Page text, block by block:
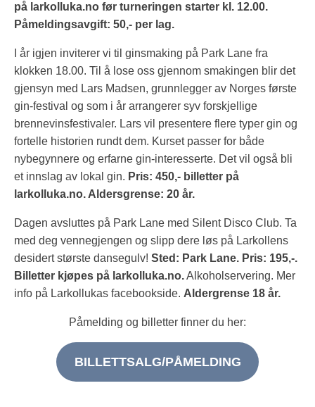
på larkolluka.no før turneringen starter kl. 12.00.
Påmeldingsavgift: 50,- per lag.
I år igjen inviterer vi til ginsmaking på Park Lane fra
klokken 18.00. Til å lose oss gjennom smakingen blir det
gjensyn med Lars Madsen, grunnlegger av Norges første
gin-festival og som i år arrangerer syv forskjellige
brennevinsfestivaler. Lars vil presentere flere typer gin og
fortelle historien rundt dem. Kurset passer for både
nybegynnere og erfarne gin-interesserte. Det vil også bli
et innslag av lokal gin. Pris: 450,- billetter på
larkolluka.no.Aldersgrense: 20 år.
Dagen avsluttes på Park Lane med Silent Disco Club. Ta
med deg vennegjengen og slipp dere løs på Larkollens
desidert største dansegulv! Sted: Park Lane. Pris: 195,-.
Billetter kjøpes på larkolluka.no.Alkoholservering. Mer
info på Larkollukas facebookside. Aldergrense 18 år.
Påmelding og billetter finner du her:
BILLETTSALG/PÅMELDING